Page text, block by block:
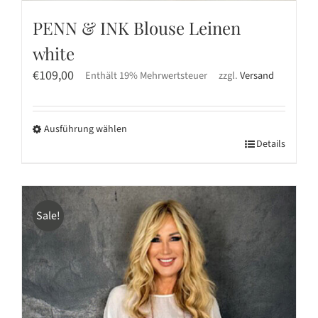
PENN & INK Blouse Leinen
white
€109,00 Enthält 19% Mehrwertsteuer zzgl.Versand
Ausführung wählen
weist
mehrere
Varianten
auf.
Die
Optionen
können
Details
Sale!